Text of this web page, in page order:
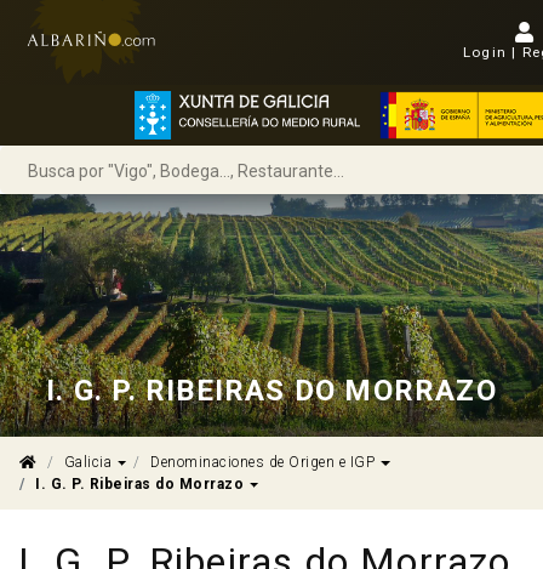
Login |
I. G. P. RIBEIRAS DO MORRAZO
Galicia Dropdown
Denominaciones de Origen e IGP
Dropdown
I. G. P. Ribeiras do Morrazo
Dropdown